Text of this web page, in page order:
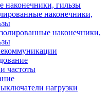
наконечники, гильзы
наконечники,
наконечники,
частоты
нагрузки